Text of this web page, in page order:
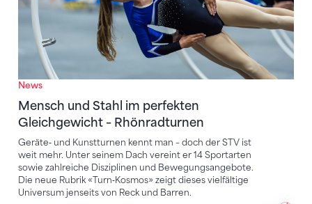
News
Mensch und Stahl im perfekten
Gleichgewicht – Rhönradturnen
Geräte‑ und Kunstturnen kennt man – doch der STV ist
weit mehr. Unter seinem Dach vereint er 14 Sportarten
sowie zahlreiche Disziplinen und Bewegungsangebote.
Die neue Rubrik «Turn‑Kosmos» zeigt dieses vielfältige
Universum jenseits von Reck und Barren.